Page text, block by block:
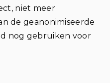
niet meer
de geanonimiseerde
nog gebruiken voor